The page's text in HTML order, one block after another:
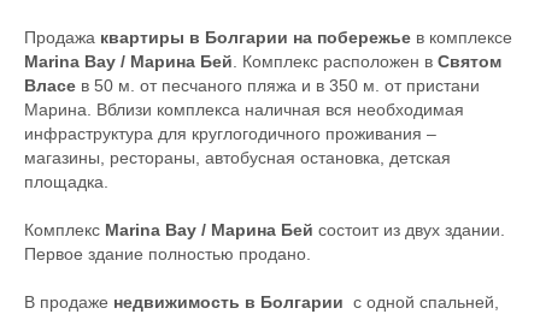
Продажа квартиры в Болгарии на побережье в комплексе
Marina Bay / Марина Бей. Комплекс расположен в Святом
Власе в 50 м. от песчаного пляжа и в 350 м. от пристани
Марина. Вблизи комплекса наличная вся необходимая
инфраструктура для круглогодичного проживания –
магазины, рестораны, автобусная остановка, детская
площадка.
Комплекс Marina Bay / Марина Бей состоит из двух здании.
Первое здание полностью продано.
В продаже недвижимость в Болгарии с одной спальней,